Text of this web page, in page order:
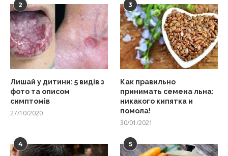
2
Лишай у дитини: 5 видів з
фото та описом
симптомів
27/10/2020
3
Как правильно
принимать семена льна:
никакого кипятка и
помола!
30/01/2021
4 5